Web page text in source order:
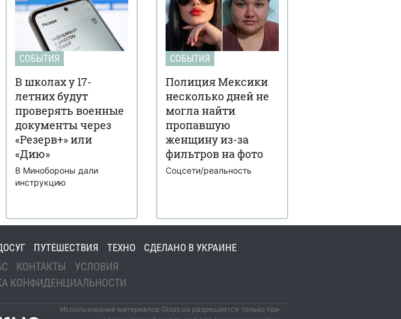
СОБЫТИЯ
В школах у 17-
летних будут
проверять военные
документы через
«Резерв+» или
«Дию»
В Минобороны дали
инструкцию
СОБЫТИЯ
Полиция Мексики
несколько дней не
могла найти
пропавшую
женщину из-за
фильтров на фото
Соцсети/реальность
ПУТЕШЕСТВИЯ ТЕХНО СДЕЛАНО В УКРАИНЕ
КОНТАКТЫ
УСЛОВИЯ
КОНФИДЕНЦИАЛЬНОСТИ
Использование материалов Gloss.ua разрешается только при